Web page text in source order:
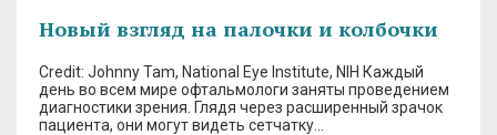
Новый взгляд на палочки и колбочки
Credit: Johnny Tam, National Eye Institute, NIH Каждый
день во всем мире офтальмологи заняты проведением
диагностики зрения. Глядя через расширенный зрачок
пациента, они могут видеть сетчатку…